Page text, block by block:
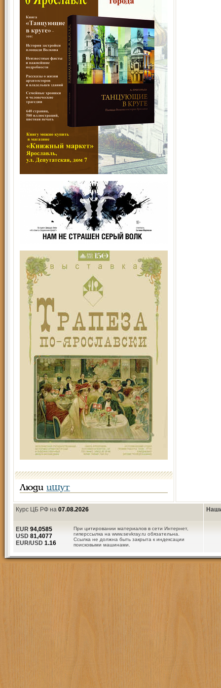
Люди ищут
Курс ЦБ РФ на 07.08.2026
При цитировании материалов в сети Интернет,
гиперссылка на www.sevkray.ru обязательна.
Ссылка не должна быть закрыта к индексации
поисковыми машинами.
EUR 94,0585
USD 81,4077
EUR/USD 1.16